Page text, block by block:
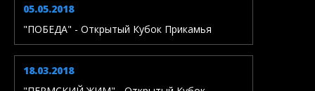
05.05.2018
"ПОБЕДА" - Открытый Кубок Прикамья
18.03.2018